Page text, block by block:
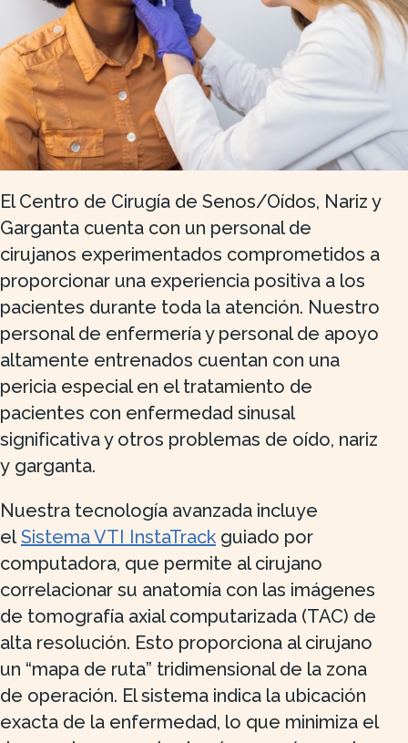
El Centro de Cirugía de Senos/Oídos, Nariz y
Garganta cuenta con un personal de
cirujanos experimentados comprometidos a
proporcionar una experiencia positiva a los
pacientes durante toda la atención. Nuestro
personal de enfermería y personal de apoyo
altamente entrenados cuentan con una
pericia especial en el tratamiento de
pacientes con enfermedad sinusal
significativa y otros problemas de oído, nariz
y garganta.
Nuestra tecnología avanzada incluye
elSistema VTI InstaTrack guiado por
computadora, que permite al cirujano
correlacionar su anatomía con las imágenes
de tomografía axial computarizada (TAC) de
alta resolución. Esto proporciona al cirujano
un “mapa de ruta” tridimensional de la zona
de operación. El sistema indica la ubicación
exacta de la enfermedad, lo que minimiza el